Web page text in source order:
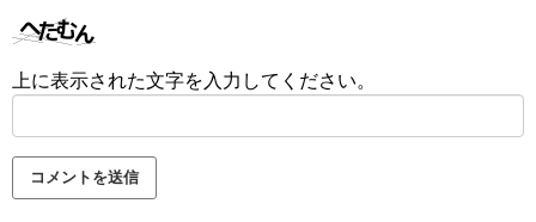
上に表示された文字を入力してください。